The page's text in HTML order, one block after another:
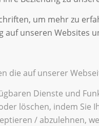
um mehr zu
unseren Websites
die auf unserer
Dienste und
löschen, indem
/ abzulehnen,